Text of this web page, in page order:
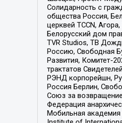
Солидарность с
общества Россия,
церквей TCCN,
Белорусский дом
TVR Studios, ТВ
Россию, Свободная
Развития, Комитет-
трактатов
РЭНД корпорейшн,
Россия Берлин,
Союз за
Федерация
Мобильная академия